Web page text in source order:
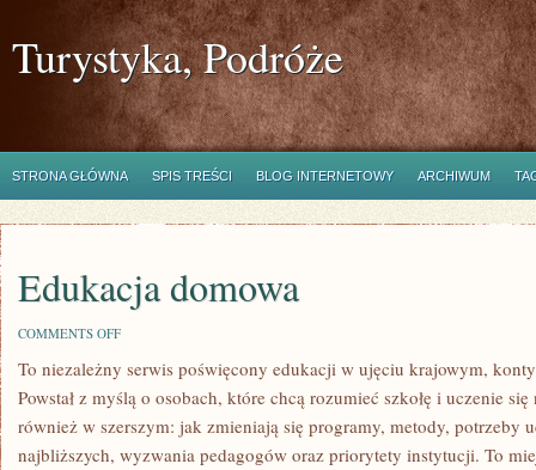
Turystyka, Podróże
STRONA GŁÓWNA SPIS TREŚCI BLOG INTERNETOWY ARCHIWUM
Edukacja domowa
COMMENTS OFFON
DOMOWA
To niezależny serwis poświęcony edukacji w ujęciu krajowym,
Powstał z myślą o osobach, które chcą rozumieć szkołę i uczenie
również w szerszym: jak zmieniają się programy, metody, potrzeby
najbliższych, wyzwania pedagogów oraz priorytety instytucji. To